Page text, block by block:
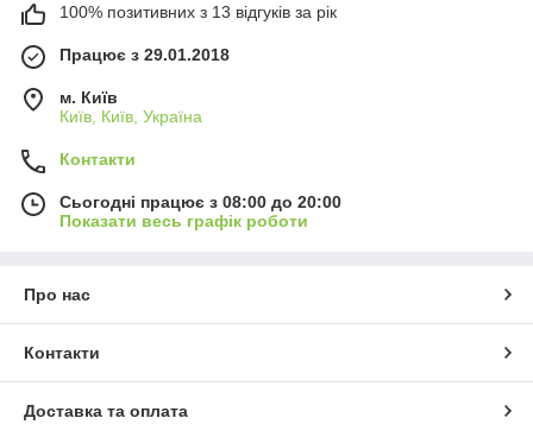
100% позитивних з 13 відгуків за рік
Працює з 29.01.2018
м. Київ
Київ, Київ, Україна
Контакти
Сьогодні працює з 08:00 до 20:00
Показати весь графік роботи
Про нас
Контакти
Доставка та оплата